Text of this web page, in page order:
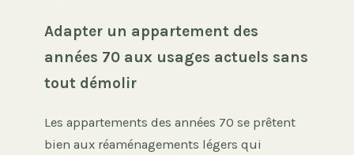
Adapter un appartement des
années 70 aux usages actuels sans
tout démolir
Les appartements des années 70 se prêtent
bien aux réaménagements légers qui